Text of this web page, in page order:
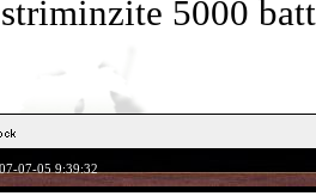
striminzite 5000
07-05 9:39:32